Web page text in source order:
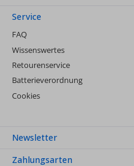
Service
FAQ
Wissenswertes
Retourenservice
Batterieverordnung
Cookies
Newsletter
Zahlungsarten